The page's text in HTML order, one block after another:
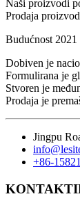
Naši proizvodi
Prodaja
Budućnost 2021
Dobiven je
Formulirana je
Stvoren je
Prodaja je
Jingpu
+86-